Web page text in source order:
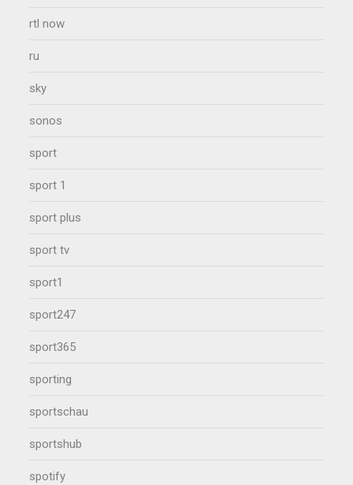
rtl now
ru
sky
sonos
sport
sport 1
sport plus
sport tv
sport1
sport247
sport365
sporting
sportschau
sportshub
spotify